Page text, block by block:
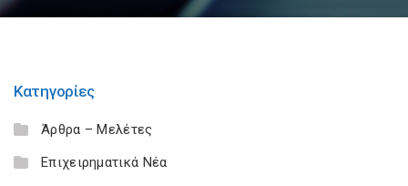
Κατηγορίες
Άρθρα – Μελέτες
Επιχειρηματικά Νέα